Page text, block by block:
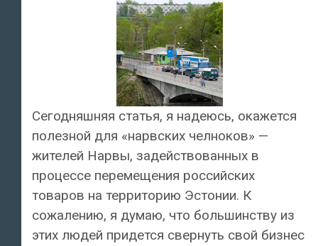
Сегодняшняя статья, я надеюсь, окажется
полезной для «нарвских челноков» —
жителей Нарвы, задействованных в
процессе перемещения российских
товаров на территорию Эстонии. К
сожалению, я думаю, что большинству из
этих людей придется свернуть свой бизнес